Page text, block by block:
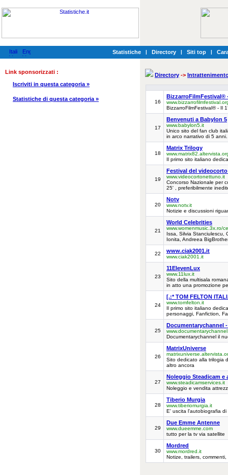
Statistiche | Directory | Siti top |
Link sponsorizzati :
Iscriviti in questa categoria »
Statistiche di questa categoria »
Directory ->
16
BizzarroFilmFestival®
BizzarroFilmFestival® - Il
17
Benvenuti a Babylon 5
www.babylon5.it
Unico sito del fan club
in arco narrativo di 5
18
Matrix Trilogy
Il primo sito italiano
19
Festival del
www.videocortonettuno.it
Concorso Nazionale per
25' , preferibilmente
20
Notv
www.notv.it
Notizie e discussioni
21
World Celebrities
www.womenmusic.3x.ro/
Issa, Silvia Stanciulescu,
Ionita, Andreea
22 www.ciak2001.it
www.ciak2001.it
23
11ElevenLux
www.11lux.it
Sito della multisala
in atto una promozione
24
[.:* TOM FELTON
www.tomfelton.it
Il primo sito italiano
personaggi, Fanfiction,
25
Documentarychannel
Documentarychannel il
26
MatrixUniverse
Sito dedicato alla trilogia
altro ancora
27
Noleggio Steadicam
www.steadicamservices.it
Noleggio e vendita
28
Tiberio Murgia
www.tiberiomurgia.it
E' uscita l'autobiografia
29
Due Emme Antenne
www.dueemme.com
tutto per la tv via satellite
30
Mordred
www.mordred.it
Notize, trailers,